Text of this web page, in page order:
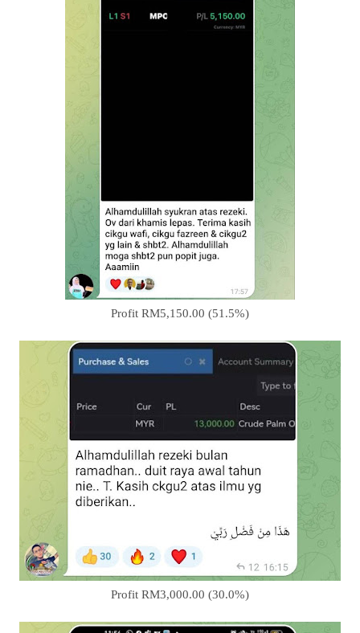
Profit RM5,150.00 (51.5%)
Profit RM3,000.00 (30.0%)